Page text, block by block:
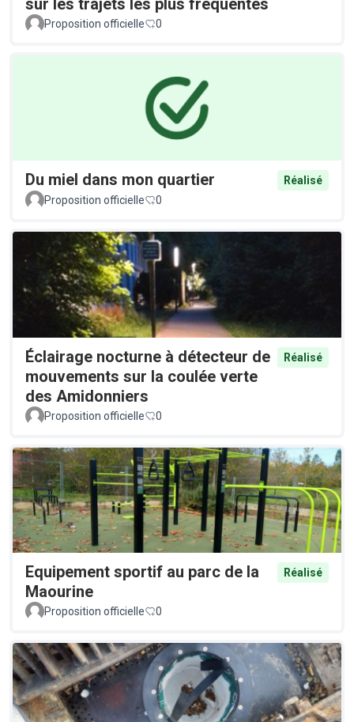
sur les trajets les plus fréquentés
Proposition officielle 0
Du miel dans mon quartier
Réalisé
Proposition officielle
0
Éclairage nocturne à détecteur de
mouvements sur la coulée verte
des Amidonniers
Réalisé
Proposition officielle 0
Equipement sportif au parc de la
Maourine
Réalisé
Proposition officielle 0